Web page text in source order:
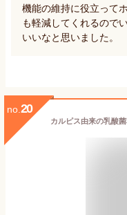
機能の維持に役立って
も軽減してくれるので
いいなと思いました。
no. 20